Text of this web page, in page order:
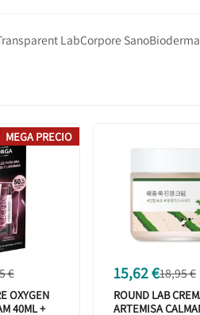
LabCorpore SanoBioderma
€
OXYGEN
40ML +
MEGA PRECIO
15,62 €18,95 €
ROUND LAB
ARTEMISA